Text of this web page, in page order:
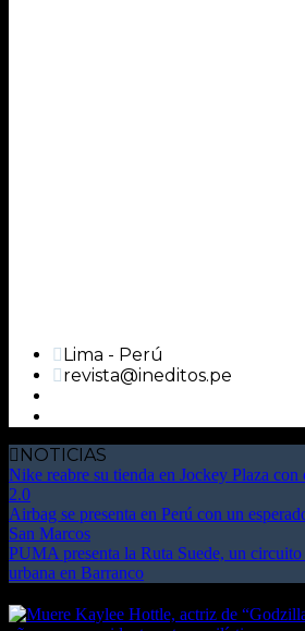
Lima - Perú
revista@ineditos.pe
NOTICIAS
Nike reabre su tienda en Jockey Plaza
2.0
Airbag se presenta en Perú con un
San Marcos
PUMA presenta la Ruta Suede, un
urbana en Barranco